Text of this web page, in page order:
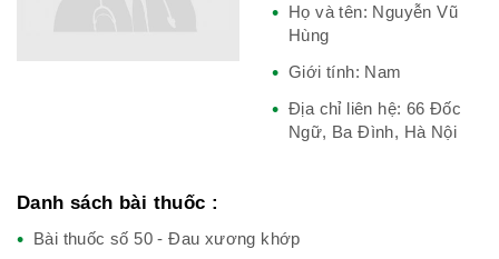
Họ và tên: Nguyễn Vũ
Hùng
Giới tính: Nam
Địa chỉ liên hệ: 66 Đốc
Ngữ, Ba Đình, Hà Nội
Danh sách bài thuốc :
Bài thuốc số 50 - Đau xương khớp
Hiệp hội doanh nghiệp dược Việt